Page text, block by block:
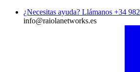
¿Necesitas ayuda? Llámanos +34
info@raiolanetworks.es